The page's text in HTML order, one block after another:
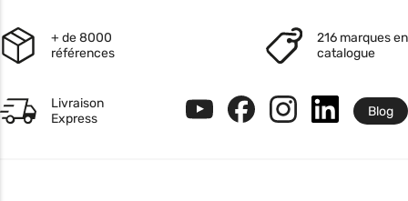
+ de 8000
références
216 marques en
catalogue
Livraison
Express
Blog